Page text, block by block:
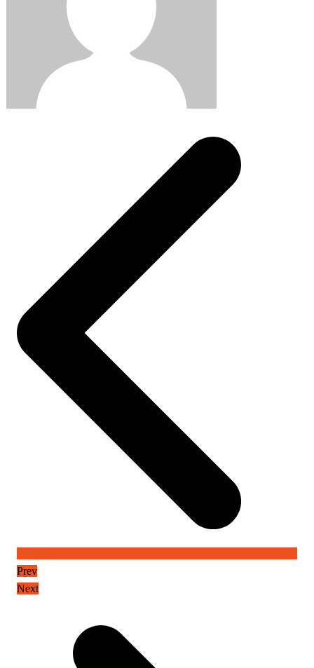
Prev
Next